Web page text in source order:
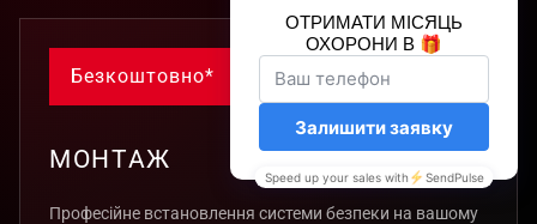
Безкоштовно*
МОНТАЖ
Професійне встановлення системи безпеки на вашому